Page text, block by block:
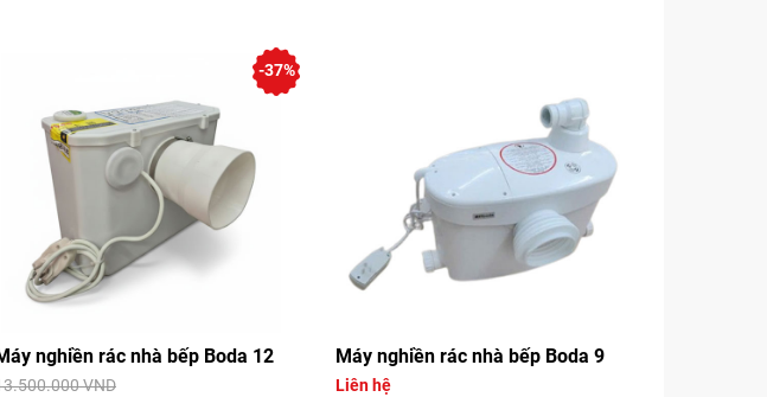
nghiền rác nhà bếp Boda 12
VND
-37%
Máy nghiền rác nhà bếp Boda 9
Liên hệ